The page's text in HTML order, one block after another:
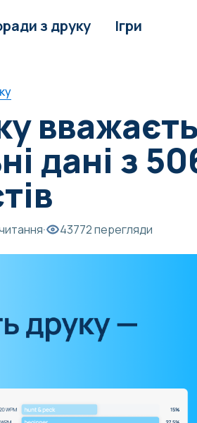
з друку Ігри
дані з
· 43772 перегляди